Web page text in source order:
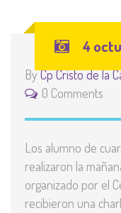
4
ByCp Cristo de la
0 Comments
Los alumno de
realizaron la
organizado por el
recibieron una